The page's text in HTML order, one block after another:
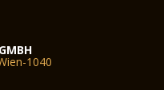
1040